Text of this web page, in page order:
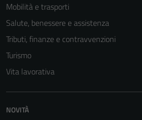
Mobilità e trasporti
Salute, benessere e assistenza
Tributi, finanze e contravvenzioni
Turismo
Vita lavorativa
NOVITÀ